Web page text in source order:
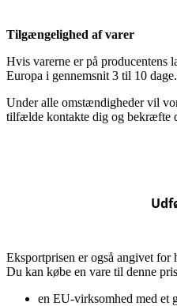
Tilgængelighed af varer
Hvis varerne er på producentens
Europa i gennemsnit 3 til 10 dage.
Under alle omstændigheder vil
tilfælde kontakte dig og bekræfte
Eksportprisen er også angivet
Du kan købe en vare til denne
en EU-virksomhed med et